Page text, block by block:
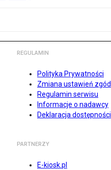
REGULAMIN
Polityka Prywatności
Zmiana ustawień zgód
Regulamin serwisu
Informacje o nadawcy
Deklaracja dostępności
PARTNERZY
E-kiosk.pl